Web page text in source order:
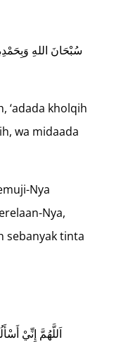
‘adada kholqih
wa midaada
Nya
Nya,
sebanyak tinta
اَللَّهُمَّ إِنِّيْ